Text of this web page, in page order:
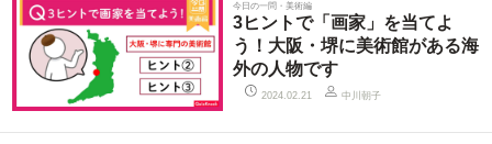
今日の一問・美術編
3ヒントで「画家」を当てよ
う！大阪・堺に美術館がある海
外の人物です
2024.02.21 中川朝子